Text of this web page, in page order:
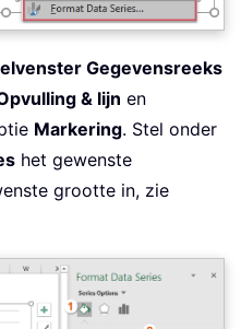
Gegevensreeks
& lijn en
Markering. Stel onder
het gewenste
grootte in, zie